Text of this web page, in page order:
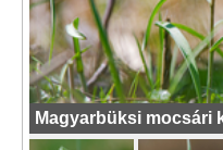
Magyarbüksi mocsári